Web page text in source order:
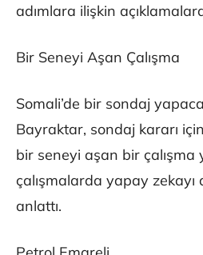
adımlara ilişkin
Bir Seneyi Aşan Çalışma
Somali’de bir sondaj
Bayraktar, sondaj kararı
bir seneyi aşan bir çalışma
çalışmalarda yapay zekayı
anlattı.